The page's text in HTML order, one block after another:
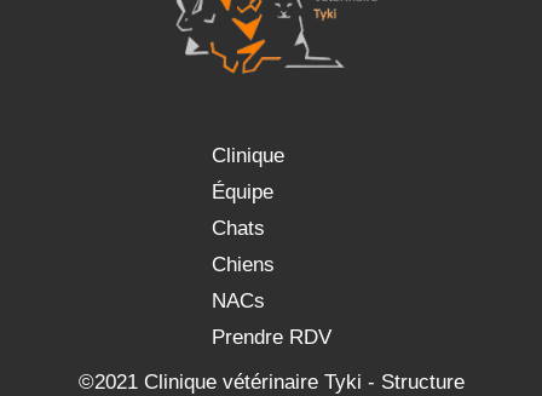
Clinique
Équipe
Chats
Chiens
NACs
Prendre RDV
©2021 Clinique vétérinaire Tyki - Structure